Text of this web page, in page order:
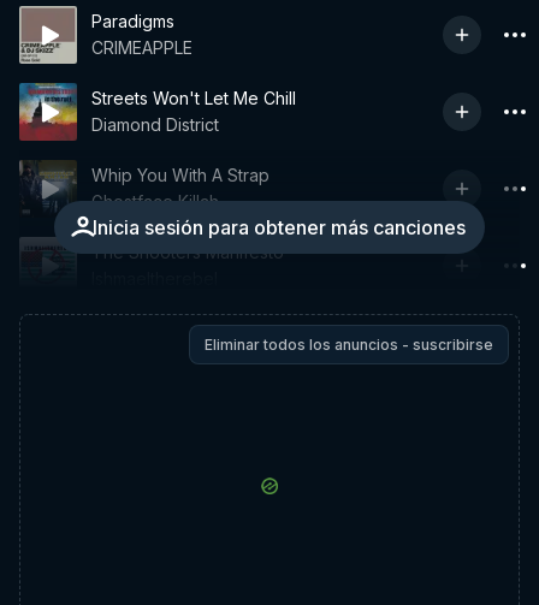
Paradigms
CRIMEAPPLE
Streets Won't Let Me Chill
Diamond District
Inicia sesión para obtener más canciones
Whip You With A Strap
Ghostface Killah
The Shooters Manifesto
Eliminar todos los anuncios - suscribirse